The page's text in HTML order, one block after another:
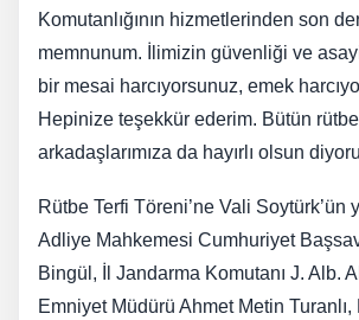
Komutanlığının hizmetlerinden son
memnunum. İlimizin güvenliği ve
bir mesai harcıyorsunuz, emek
Hepinize teşekkür ederim. Bütün
arkadaşlarımıza da hayırlı olsun
Rütbe Terfi Töreni’ne Vali Soytürk’ün
Adliye Mahkemesi Cumhuriyet
Bingül, İl Jandarma Komutanı J. Alb.
Emniyet Müdürü Ahmet Metin